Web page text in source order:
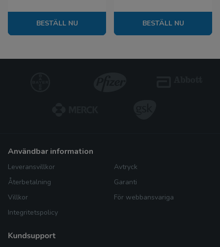
BESTÄLL NU BESTÄLL NU
användbar information
Leveransvillkor
Återbetalning
Villkor
Integritetspolicy
Avtryck
Garanti
För webbansvariga